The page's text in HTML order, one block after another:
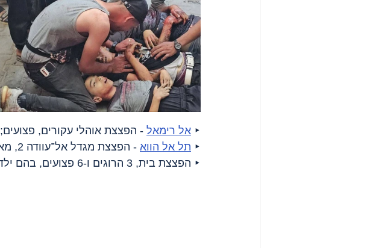
‣ אל רימאל - הפצצת אוהלי עקורים, פצועים;
‣ תל אל הווא - הפצצת מגדל אל־עוודה 2, מאחורי ביה"ח אל־קודס;
‣ הפצצת בית, 3 הרוגים ו-6 פצועים, בהם ילד;